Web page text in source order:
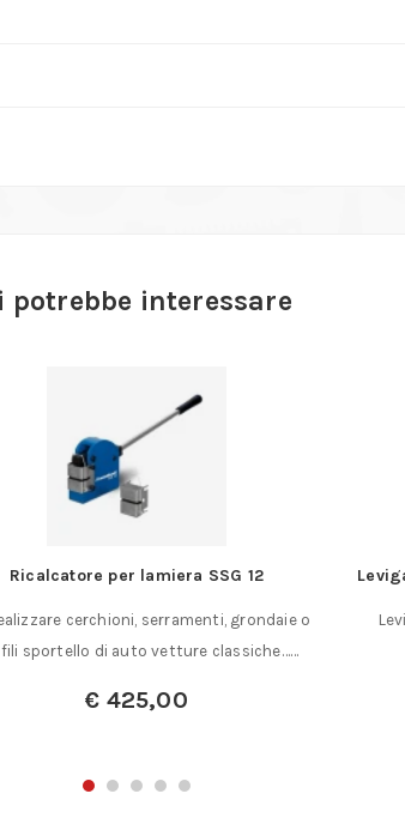
potrebbe interessare
Levigatore a mano Sanding Stick con 6 nastri
Levigatore a mano Sanding Stick fornito con
6 nastri da gr. 80……
€